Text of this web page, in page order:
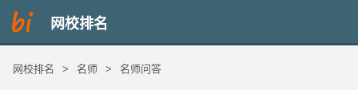
网校排名
网校排名 > 名师 > 名师问答